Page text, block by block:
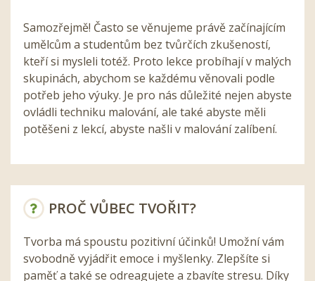
Samozřejmě! Často se věnujeme právě začínajícím
umělcům a studentům bez tvůrčích zkušeností,
kteří si mysleli totéž. Proto lekce probíhají v malých
skupinách, abychom se každému věnovali podle
potřeb jeho výuky. Je pro nás důležité nejen abyste
ovládli techniku malování, ale také abyste měli
potěšeni z lekcí, abyste našli v malování zalíbení.
PROČ VŮBEC TVOŘIT?
Tvorba má spoustu pozitivní účinků! Umožní vám
svobodně vyjádřit emoce i myšlenky. Zlepšíte si
paměť a také se odreagujete a zbavíte stresu. Díky